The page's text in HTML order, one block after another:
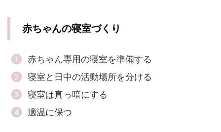
赤ちゃんの寝室づくり
赤ちゃん専用の寝室を準備する
寝室と日中の活動場所を分ける
寝室は真っ暗にする
適温に保つ